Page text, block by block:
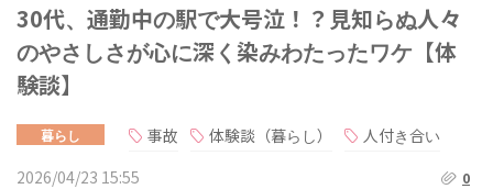
30代、通勤中の駅で大号泣！？見知らぬ人々
のやさしさが心に深く染みわたったワケ【体
験談】
暮らし 事故 体験談（暮らし）
人付き合い
2026/04/23 15:55
0